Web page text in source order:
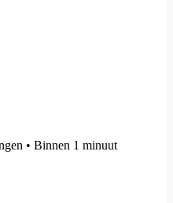
• Binnen 1 minuut